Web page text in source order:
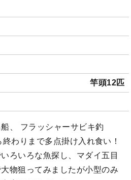
竿頭12匹
、 フラッシャーサビキ釣
わりまで多点掛け入れ食い！
ろいろな魚探し、マダイ五目
物狙ってみましたが小型のみ